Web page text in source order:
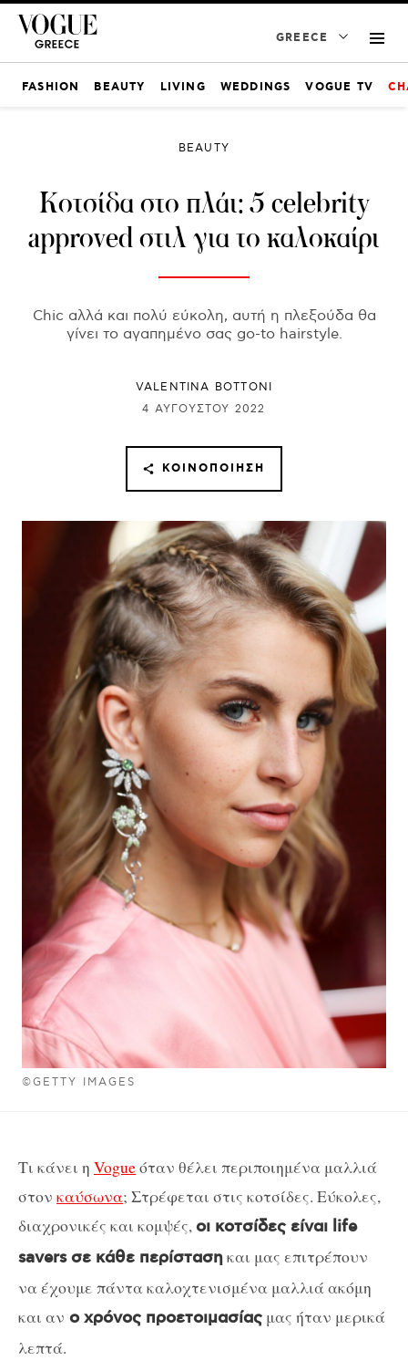
GREECE
FASHION BEAUTY LIVING WEDDINGS VOGUE TV
©GETTY IMAGES
BEAUTY
Κοτσίδα στο πλάι: 5 celebrity
approved στιλ για το καλοκαίρι
Chic αλλά και πολύ εύκολη, αυτή η πλεξούδα θα
γίνει το αγαπημένο σας go-to hairstyle.
VALENTINA BOTTONI
4 ΑΥΓΟΎΣΤΟΥ 2022
ΚΟΙΝΟΠΟΊΗΣΗ
Τι κάνει η Vogueόταν θέλει περιποιημένα μαλλιά
στον καύσωνα; Στρέφεται στις κοτσίδες. Εύκολες,
διαχρονικές και κομψές, οι κοτσίδες είναι life
savers σε κάθε περίστασηκαι μας επιτρέπουν
να έχουμε πάντα καλοχτενισμένα μαλλιά ακόμη
και αν ο χρόνος προετοιμασίας μας ήταν μερικά
λεπτά.